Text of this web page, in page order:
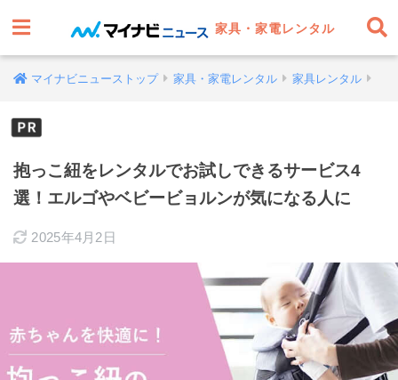
家具・家電レンタル
マイナビニューストップ 家具・家電レンタル 家具レンタル
抱っこ紐をレンタルでお試しできるサービス4
選！エルゴやベビービョルンが気になる人に
2025年4月2日